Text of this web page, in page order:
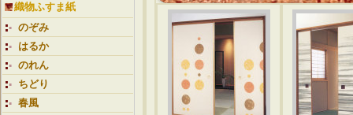
織物ふすま紙
のぞみ
はるか
のれん
ちどり
春風